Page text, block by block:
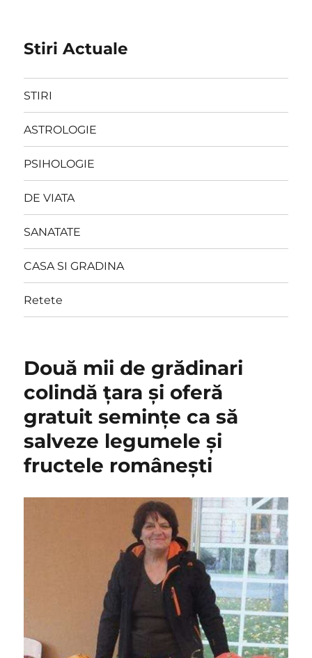
Stiri Actuale
STIRI
ASTROLOGIE
PSIHOLOGIE
DE VIATA
SANATATE
CASA SI GRADINA
Retete
Două mii de grădinari
colindă ţara şi oferă
gratuit seminţe ca să
salveze legumele şi
fructele româneşti